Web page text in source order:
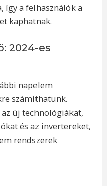
így a felhasználók a
kaphatnak.
2024-es
napelem
számíthatunk.
új technológiákat,
és az invertereket,
rendszerek